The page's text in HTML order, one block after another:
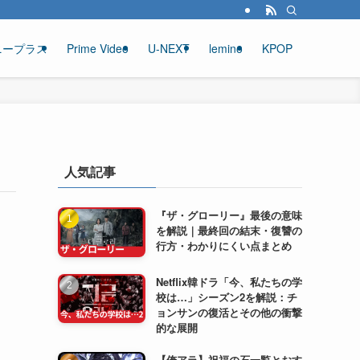
プラス Prime Video U-NEXT lemino KPOP
人気記事
『ザ・グローリー』最後の意味
を解説｜最終回の結末・復讐の
行方・わかりにくい点まとめ
Netflix韓ドラ「今、私たちの学
校は…」シーズン2を解説：チ
ョンサンの復活とその他の衝撃
的な展開